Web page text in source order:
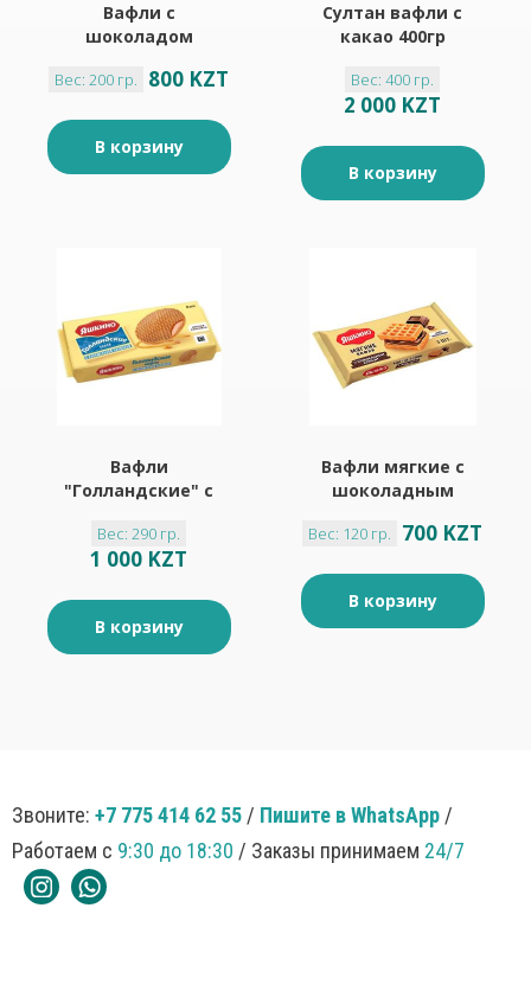
Вафли с
шоколадом
Вес: 200 гр. 800 KZT
В корзину
Султан вафли с
какао 400гр
Вес: 400 гр.
2 000 KZT
В корзину
Вафли
"Голландские" с
начинкой "Яшкино"
290гр
Вес: 290 гр.
1 000 KZT
В корзину
Вафли мягкие с
шоколадным
120гр
Вес: 120 гр. 700 KZT
В корзину
Звоните: +7 775 414 62 55 / Пишите в WhatsApp /
Работаем с 9:30 до 18:30 / Заказы принимаем 24/7